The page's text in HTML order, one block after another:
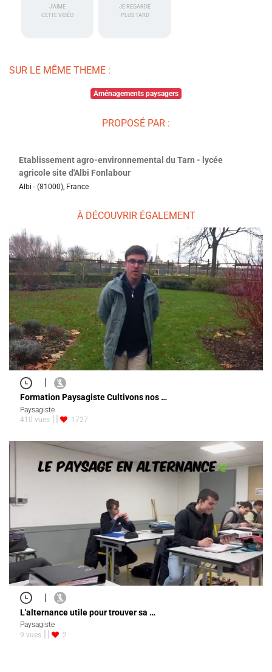
J'AIME
CETTE VIDÉO
JE REGARDE
PLUS TARD
SUR LE MÊME THEME :
Aménagements paysagers
PROPOSÉ PAR :
Etablissement agro-environnemental du Tarn - lycée
agricole site d'Albi Fonlabour
Albi - (81000), France
À DÉCOUVRIR ÉGALEMENT
Formation Paysagiste Cultivons nos …
Paysagiste
410 vues
1727
|
L'alternance utile pour trouver sa …
Paysagiste
9 vues
2